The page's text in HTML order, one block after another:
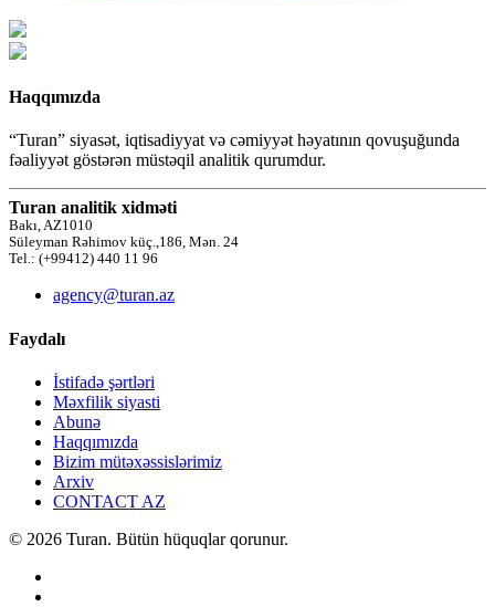
Haqqımızda
“Turan” siyasət, iqtisadiyyat və cəmiyyət həyatının qovuşuğunda
fəaliyyət göstərən müstəqil analitik qurumdur.
Turan analitik xidməti
Bakı, AZ1010
Süleyman Rəhimov küç.,186, Mən. 24
Tel.: (+99412) 440 11 96
agency@turan.az
Faydalı
İstifadə şərtləri
Məxfilik siyasti
Abunə
Haqqımızda
Bizim mütəxəssislərimiz
Arxiv
CONTACT AZ
© 2026 Turan. Bütün hüquqlar qorunur.